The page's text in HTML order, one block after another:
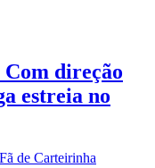
Com direção
estreia no
Fã de Carteirinha